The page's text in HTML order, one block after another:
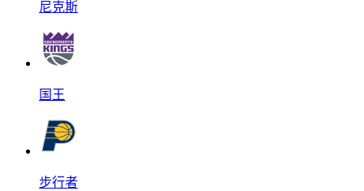
尼克斯
国王
步行者